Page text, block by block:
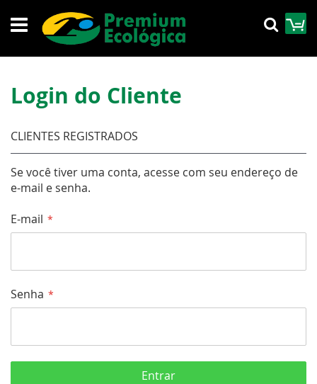
para
o
Login do Cliente
CLIENTES REGISTRADOS
Se você tiver uma conta, acesse com seu endereço de
e-mail e senha.
E-mail
Senha
Entrar